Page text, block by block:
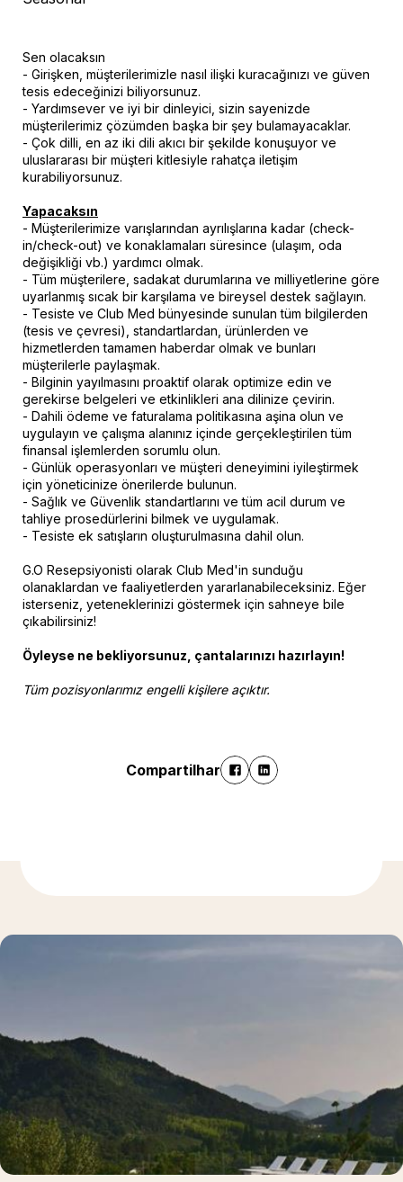
Sen olacaksın
- Girişken, müşterilerimizle nasıl ilişki kuracağınızı ve güven
tesis edeceğinizi biliyorsunuz.
- Yardımsever ve iyi bir dinleyici, sizin sayenizde
müşterilerimiz çözümden başka bir şey bulamayacaklar.
- Çok dilli, en az iki dili akıcı bir şekilde konuşuyor ve
uluslararası bir müşteri kitlesiyle rahatça iletişim
kurabiliyorsunuz.
Yapacaksın
- Müşterilerimize varışlarından ayrılışlarına kadar (check-
in/check-out) ve konaklamaları süresince (ulaşım, oda
değişikliği vb.) yardımcı olmak.
- Tüm müşterilere, sadakat durumlarına ve milliyetlerine göre
uyarlanmış sıcak bir karşılama ve bireysel destek sağlayın.
- Tesiste ve Club Med bünyesinde sunulan tüm bilgilerden
(tesis ve çevresi), standartlardan, ürünlerden ve
hizmetlerden tamamen haberdar olmak ve bunları
müşterilerle paylaşmak.
- Bilginin yayılmasını proaktif olarak optimize edin ve
gerekirse belgeleri ve etkinlikleri ana dilinize çevirin.
- Dahili ödeme ve faturalama politikasına aşina olun ve
uygulayın ve çalışma alanınız içinde gerçekleştirilen tüm
finansal işlemlerden sorumlu olun.
- Günlük operasyonları ve müşteri deneyimini iyileştirmek
için yöneticinize önerilerde bulunun.
- Sağlık ve Güvenlik standartlarını ve tüm acil durum ve
tahliye prosedürlerini bilmek ve uygulamak.
- Tesiste ek satışların oluşturulmasına dahil olun.
G.O Resepsiyonisti olarak Club Med'in sunduğu
olanaklardan ve faaliyetlerden yararlanabileceksiniz. Eğer
isterseniz, yeteneklerinizi göstermek için sahneye bile
çıkabilirsiniz!
Öyleyse ne bekliyorsunuz, çantalarınızı hazırlayın!
Tüm pozisyonlarımız engelli kişilere açıktır.
Compartilhar